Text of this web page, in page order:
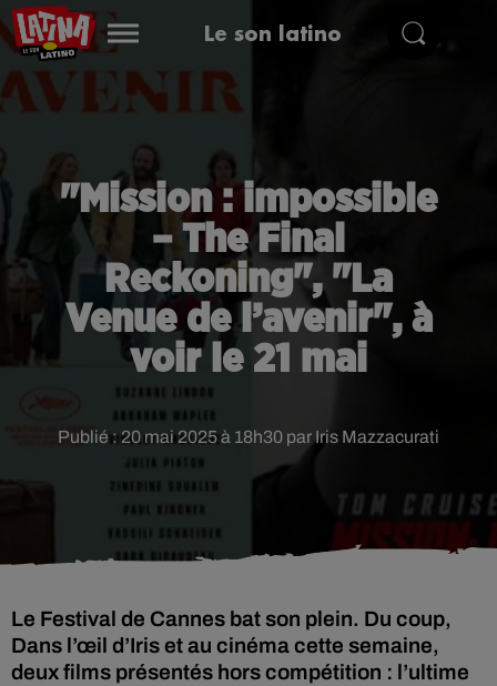
Le son latino
"Mission : impossible
– The Final
Reckoning", "La
Venue de l’avenir", à
voir le 21 mai
Publié : 20 mai 2025 à 18h30 par Iris Mazzacurati
Le Festival de Cannes bat son plein. Du coup,
Dans l’œil d’Iris et au cinéma cette semaine,
deux films présentés hors compétition : l’ultime